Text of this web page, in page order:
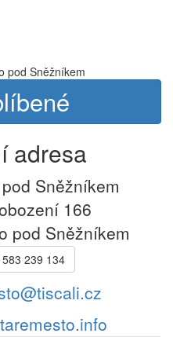
adresa
Sněžníkem
166
pod Sněžníkem
239 134